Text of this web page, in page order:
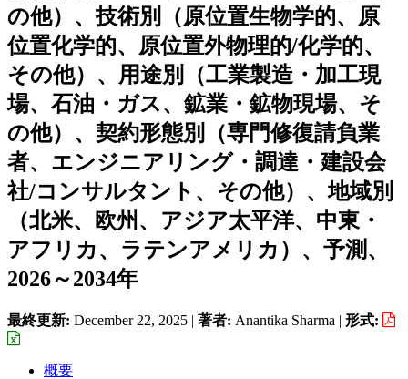
の他）、技術別（原位置生物学的、原
位置化学的、原位置外物理的/化学的、
その他）、用途別（工業製造・加工現
場、石油・ガス、鉱業・鉱物現場、そ
の他）、契約形態別（専門修復請負業
者、エンジニアリング・調達・建設会
社/コンサルタント、その他）、地域別
（北米、欧州、アジア太平洋、中東・
アフリカ、ラテンアメリカ）、予測、
2026～2034年
最終更新: December 22, 2025 | 著者: Anantika Sharma | 形式:
概要